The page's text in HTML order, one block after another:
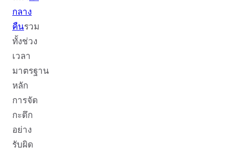
กลาง
คืนรวม
ทั้งช่วง
เวลา
มาตรฐาน
หลัก
การจัด
กะดึก
อย่าง
รับผิด